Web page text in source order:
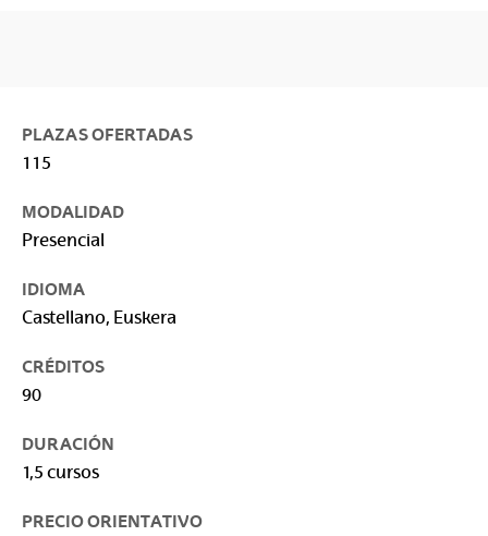
PLAZAS OFERTADAS
115
MODALIDAD
Presencial
IDIOMA
Castellano, Euskera
CRÉDITOS
90
DURACIÓN
1,5 cursos
PRECIO ORIENTATIVO